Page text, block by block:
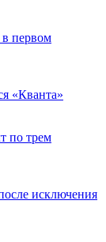
первом
«Кванта»
по трем
исключения